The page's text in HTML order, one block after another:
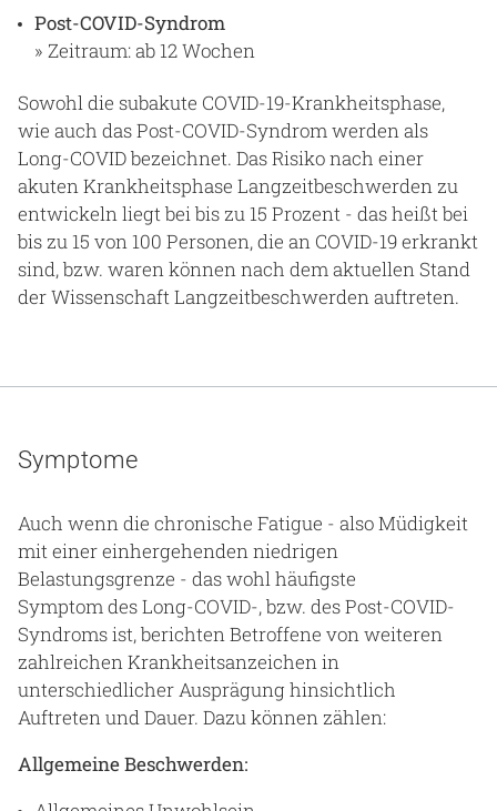
Post-COVID-Syndrom
» Zeitraum: ab 12 Wochen
Sowohl die subakute COVID-19-Krankheitsphase,
wie auch das Post-COVID-Syndrom werden als
Long-COVID bezeichnet. Das Risiko nach einer
akuten Krankheitsphase Langzeitbeschwerden zu
entwickeln liegt bei bis zu 15 Prozent - das heißt bei
bis zu 15 von 100 Personen, die an COVID-19 erkrankt
sind, bzw. waren können nach dem aktuellen Stand
der Wissenschaft Langzeitbeschwerden auftreten.
Symptome
Auch wenn die chronische Fatigue - also Müdigkeit
mit einer einhergehenden niedrigen
Belastungsgrenze - das wohl häufigste
Symptom des Long-COVID-, bzw. des Post-COVID-
Syndroms ist, berichten Betroffene von weiteren
zahlreichen Krankheitsanzeichen in
unterschiedlicher Ausprägung hinsichtlich
Auftreten und Dauer. Dazu können zählen:
Allgemeine Beschwerden: